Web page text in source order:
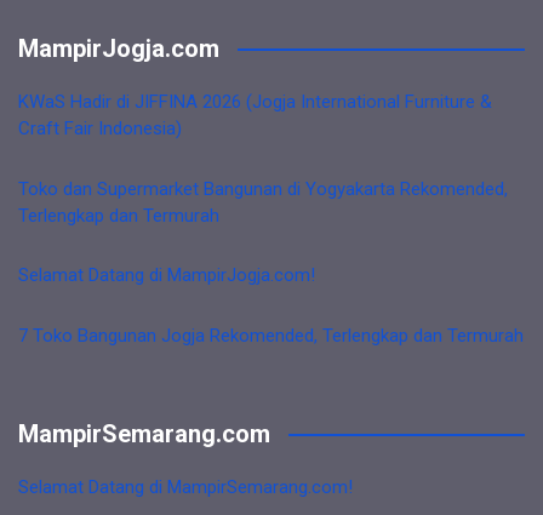
MampirJogja.com
KWaS Hadir di JIFFINA 2026 (Jogja International Furniture &
Craft Fair Indonesia)
Toko dan Supermarket Bangunan di Yogyakarta Rekomended,
Terlengkap dan Termurah
Selamat Datang di MampirJogja.com!
7 Toko Bangunan Jogja Rekomended, Terlengkap dan Termurah
MampirSemarang.com
Selamat Datang di MampirSemarang.com!